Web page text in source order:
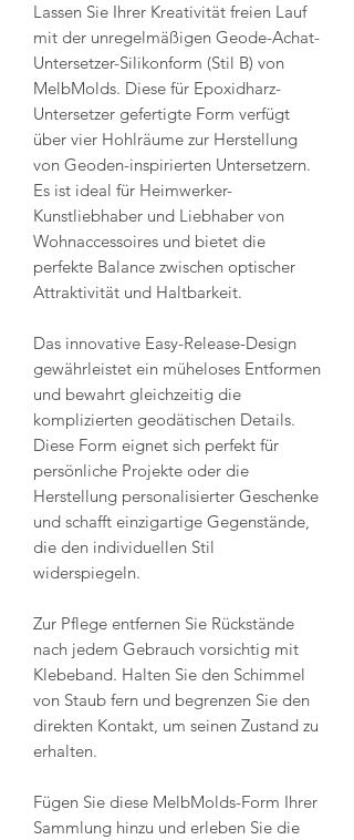
Lassen Sie Ihrer Kreativität freien Lauf
mit der unregelmäßigen Geode-Achat-
Untersetzer-Silikonform (Stil B) von
MelbMolds. Diese für Epoxidharz-
Untersetzer gefertigte Form verfügt
über vier Hohlräume zur Herstellung
von Geoden-inspirierten Untersetzern.
Es ist ideal für Heimwerker-
Kunstliebhaber und Liebhaber von
Wohnaccessoires und bietet die
perfekte Balance zwischen optischer
Attraktivität und Haltbarkeit.
Das innovative Easy-Release-Design
gewährleistet ein müheloses Entformen
und bewahrt gleichzeitig die
komplizierten geodätischen Details.
Diese Form eignet sich perfekt für
persönliche Projekte oder die
Herstellung personalisierter Geschenke
und schafft einzigartige Gegenstände,
die den individuellen Stil
widerspiegeln.
Zur Pflege entfernen Sie Rückstände
nach jedem Gebrauch vorsichtig mit
Klebeband. Halten Sie den Schimmel
von Staub fern und begrenzen Sie den
direkten Kontakt, um seinen Zustand zu
erhalten.
Fügen Sie diese MelbMolds-Form Ihrer
Sammlung hinzu und erleben Sie die